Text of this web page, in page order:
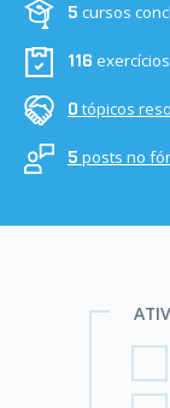
5 cursos
116
0 tópicos
5 posts no